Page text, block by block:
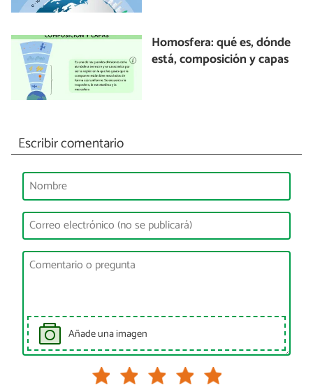
Homosfera: qué es, dónde
está, composición y capas
Escribir comentario
Añade una imagen